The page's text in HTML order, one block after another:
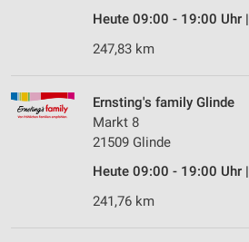
Heute 09:00 - 19:00 Uhr |
247,83 km
Ernsting's family Glinde
Markt 8
21509 Glinde
Heute 09:00 - 19:00 Uhr |
241,76 km